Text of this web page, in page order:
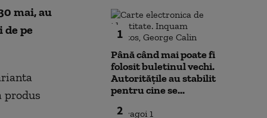
mai, au
pe
produs
1
Până când mai poate fi
folosit buletinul vechi.
Autoritățile au stabilit
pentru cine se...
2